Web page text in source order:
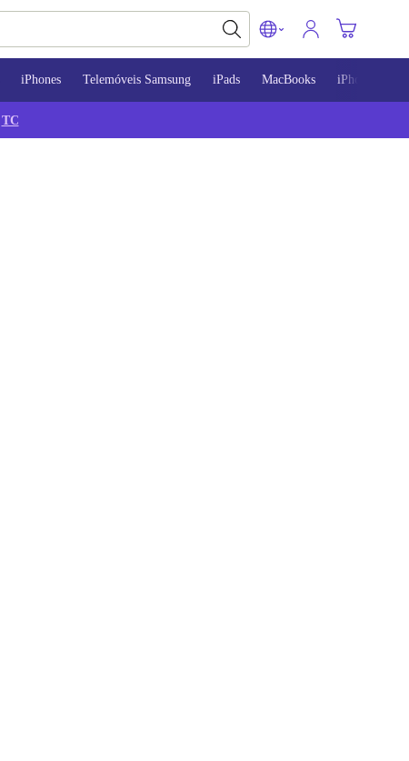
iPhones Telemóveis Samsung iPads MacBooks iPhone 13
TC